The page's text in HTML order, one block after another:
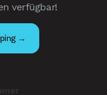
verfügbar!
→